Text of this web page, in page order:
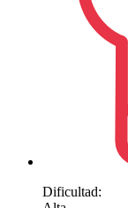
Dificultad: